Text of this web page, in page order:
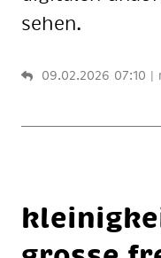
sehen.
09.02.2026 07:10 |